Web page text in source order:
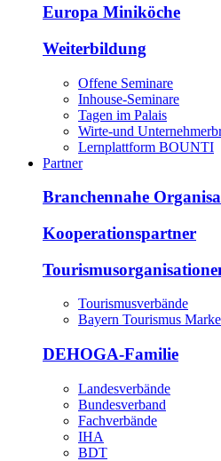
Europa Miniköche
Weiterbildung
Offene Seminare
Inhouse-Seminare
Tagen im Palais
Wirte-und
Lernplattform BOUNTI
Partner
Branchennahe
Kooperationspartner
Tourismusverbände
Bayern Tourismus
DEHOGA-Familie
Landesverbände
Bundesverband
Fachverbände
IHA
BDT